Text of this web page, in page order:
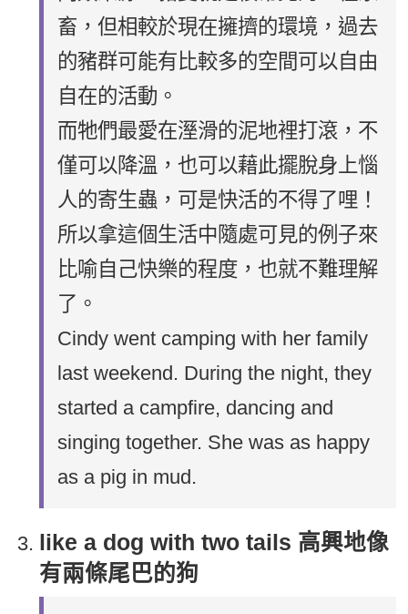
畜，但相較於現在擁擠的環境，過去
的豬群可能有比較多的空間可以自由
自在的活動。
而牠們最愛在溼滑的泥地裡打滾，不
僅可以降溫，也可以藉此擺脫身上惱
人的寄生蟲，可是快活的不得了哩！
所以拿這個生活中隨處可見的例子來
比喻自己快樂的程度，也就不難理解
了。
Cindy went camping with her family
last weekend. During the night, they
started a campfire, dancing and
singing together. She was as happy
as a pig in mud.
like a dog with two tails 高興地像
有兩條尾巴的狗